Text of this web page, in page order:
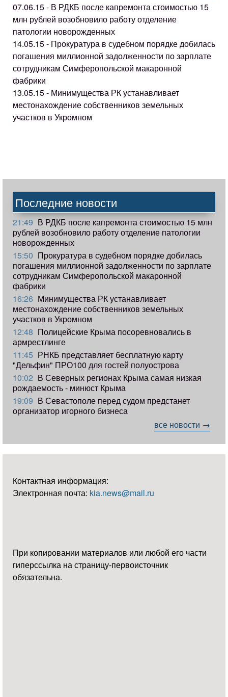
07.06.15 - В РДКБ после капремонта стоимостью 15
млн рублей возобновило работу отделение
патологии новорожденных
14.05.15 - Прокуратура в судебном порядке добилась
погашения миллионной задолженности по зарплате
сотрудникам Симферопольской макаронной
фабрики
13.05.15 - Минимущества РК устанавливает
местонахождение собственников земельных
участков в Укромном
Последние новости
21:49 В РДКБ после капремонта стоимостью 15 млн
рублей возобновило работу отделение патологии
новорожденных
15:50 Прокуратура в судебном порядке добилась
погашения миллионной задолженности по зарплате
сотрудникам Симферопольской макаронной
фабрики
16:26 Минимущества РК устанавливает
местонахождение собственников земельных
участков в Укромном
12:48 Полицейские Крыма посоревновались в
армрестлинге
11:45 РНКБ представляет бесплатную карту
"Дельфин" ПРО100 для гостей полуострова
10:02 В Северных регионах Крыма самая низкая
рождаемость - минюст Крыма
19:09 В Севастополе перед судом предстанет
организатор игорного бизнеса
все новости →
Контактная информация:
Электронная почта: kia.news@mail.ru
При копировании материалов или любой его части
гиперссылка на страницу-первоисточник
обязательна.